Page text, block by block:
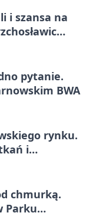
i szansa na
pytanie.
BWA
rynku.
i
chmurką.
Parku